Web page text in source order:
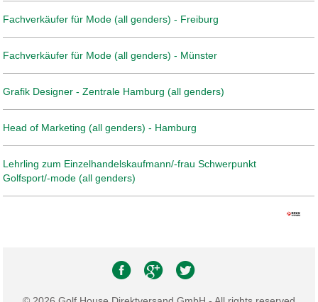
Fachverkäufer für Mode (all genders) - Freiburg
Fachverkäufer für Mode (all genders) - Münster
Grafik Designer - Zentrale Hamburg (all genders)
Head of Marketing (all genders) - Hamburg
Lehrling zum Einzelhandelskaufmann/-frau Schwerpunkt
Golfsport/-mode (all genders)